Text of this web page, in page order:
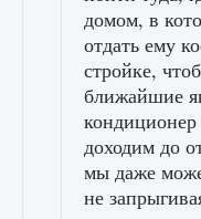
домом, в
отдать ему
стройке,
ближайшие
доходим до
мы даже
не